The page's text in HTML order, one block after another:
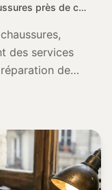
Cordonnier Orléans : où réparer vos chaussures près de chez vous
des services
de
surtout le ...